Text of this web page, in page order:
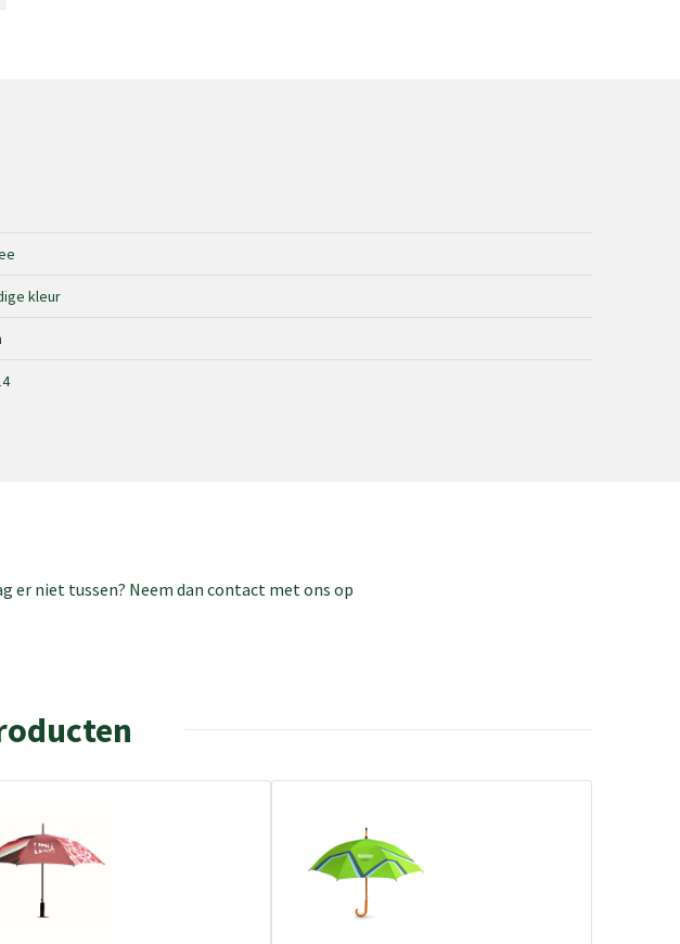
kleur
er niet tussen? Neem dan contact met ons op